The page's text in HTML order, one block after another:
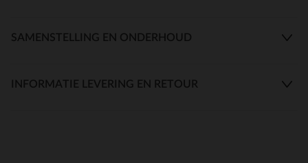
SAMENSTELLING EN ONDERHOUD
INFORMATIE LEVERING EN RETOUR